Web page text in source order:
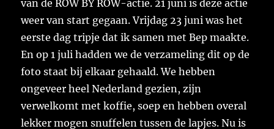
van de ROW BY ROW-actie. 21 juni is deze actie
weer van start gegaan. Vrijdag 23 juni was het
eerste dag tripje dat ik samen met Bep maakte.
En op 1 juli hadden we de verzameling dit op de
foto staat bij elkaar gehaald. We hebben
ongeveer heel Nederland gezien, zijn
verwelkomt met koffie, soep en hebben overal
lekker mogen snuffelen tussen de lapjes. Nu is